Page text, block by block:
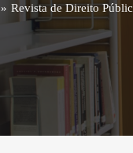
» Revista de Direito